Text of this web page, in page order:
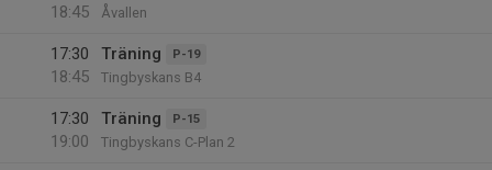
18:45
Åvallen
17:30
18:45
Träning P-19
Tingbyskans B4
17:30
19:00
Träning P-15
Tingbyskans C-Plan 2